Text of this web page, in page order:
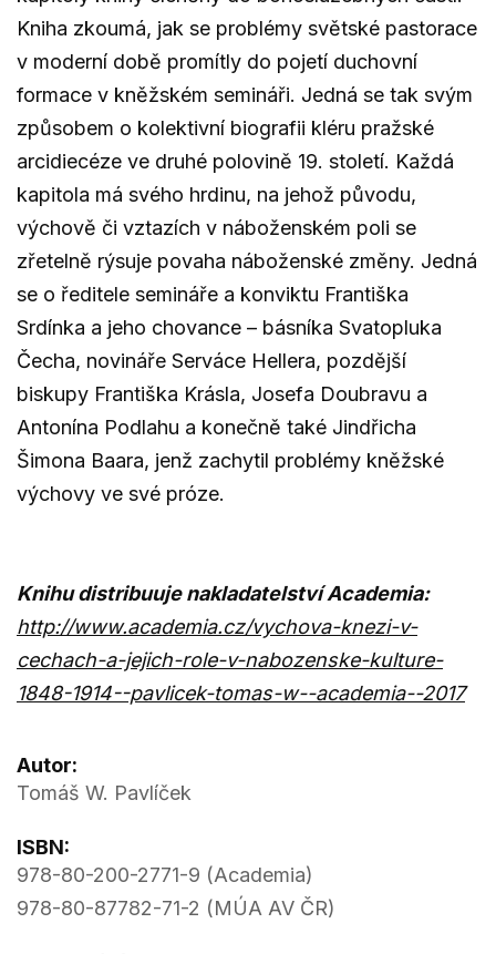
Kniha zkoumá, jak se problémy světské pastorace
v moderní době promítly do pojetí duchovní
formace v kněžském semináři. Jedná se tak svým
způsobem o kolektivní biografii kléru pražské
arcidiecéze ve druhé polovině 19. století. Každá
kapitola má svého hrdinu, na jehož původu,
výchově či vztazích v náboženském poli se
zřetelně rýsuje povaha náboženské změny. Jedná
se o ředitele semináře a konviktu Františka
Srdínka a jeho chovance – básníka Svatopluka
Čecha, novináře Serváce Hellera, pozdější
biskupy Františka Krásla, Josefa Doubravu a
Antonína Podlahu a konečně také Jindřicha
Šimona Baara, jenž zachytil problémy kněžské
výchovy ve své próze.
Knihu distribuuje nakladatelství Academia:
http://www.academia.cz/vychova-knezi-v-
cechach-a-jejich-role-v-nabozenske-kulture-
1848-1914--pavlicek-tomas-w--academia--2017
Autor:
Tomáš W. Pavlíček
ISBN:
978-80-200-2771-9 (Academia)
978-80-87782-71-2 (MÚA AV ČR)